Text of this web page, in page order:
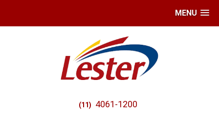
MENU
(11) 4061-1200